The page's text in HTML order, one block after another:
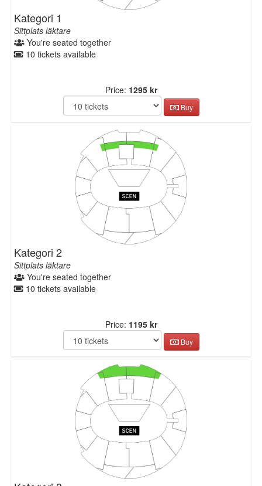
Kategori 1
Sittplats läktare
You're seated together
10 tickets available
Price: 1295 kr
Buy
Kategori 2
Sittplats läktare
You're seated together
10 tickets available
Price: 1195 kr
Buy